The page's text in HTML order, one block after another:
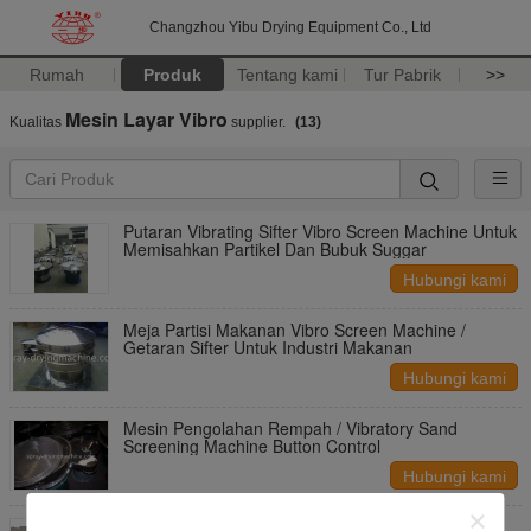
Changzhou Yibu Drying Equipment Co., Ltd
Rumah Produk Tentang kami Tur Pabrik >>
Kualitas Mesin Layar Vibro supplier. (13)
Putaran Vibrating Sifter Vibro Screen Machine Untuk
Memisahkan Partikel Dan Bubuk Suggar
Hubungi kami
Meja Partisi Makanan Vibro Screen Machine /
Getaran Sifter Untuk Industri Makanan
Hubungi kami
Mesin Pengolahan Rempah / Vibratory Sand
Screening Machine Button Control
Hubungi kami
Bukti Ledakan Edaran Bergetar Layar Separator